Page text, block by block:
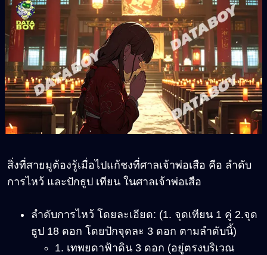
สิ่งที่สายมูต้องรู้เมื่อไปแก้ชงที่ศาลเจ้าพ่อเสือ คือ ลำดับ
การไหว้ และปักธูป เทียน ในศาลเจ้าพ่อเสือ
ลำดับการไหว้ โดยละเอียด: (1. จุดเทียน 1 คู่ 2.จุด
ธูป 18 ดอก โดยปักจุดละ 3 ดอก ตามลำดับนี้)
1. เทพยดาฟ้าดิน 3 ดอก (อยู่ตรงบริเวณ